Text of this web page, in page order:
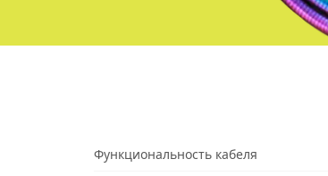
Функциональность кабеля